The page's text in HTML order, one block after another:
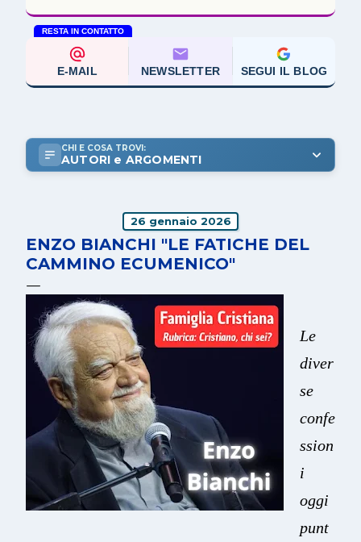
RESTA IN CONTATTO
E-MAIL NEWSLETTER SEGUI IL BLOG
CHI E COSA TROVI:
AUTORI e ARGOMENTI
26 gennaio 2026
ENZO BIANCHI "LE FATICHE DEL
CAMMINO ECUMENICO"
Le
diver
se
confe
ssion
i
oggi
punt